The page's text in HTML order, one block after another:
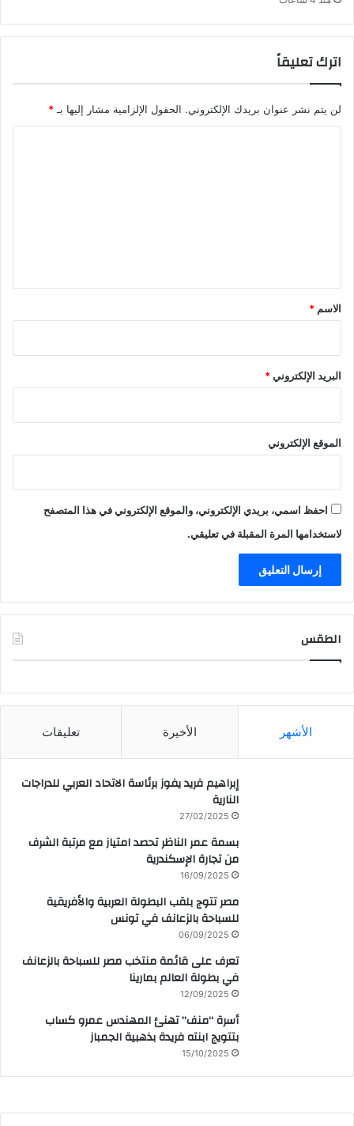
اترك تعليقاً
لن يتم نشر عنوان بريدك الإلكتروني. الحقول الإلزامية مشار إليها بـ*
*
الاسم *
البريد الإلكتروني*
الموقع الإلكتروني
احفظ اسمي، بريدي الإلكتروني، والموقع الإلكتروني في هذا المتصفح
لاستخدامها المرة المقبلة في تعليقي.
الطقس
الأشهر الأخيرة تعليقات
إبراهيم فريد يفوز برئاسة الاتحاد العربي للدراجات
النارية
27/02/2025
بسمة عمر الناظر تحصد امتياز مع مرتبة الشرف
من تجارة الإسكندرية
16/09/2025
مصر تتوج بلقب البطولة العربية والأفريقية
للسباحة بالزعانف في تونس
06/09/2025
تعرف على قائمة منتخب مصر للسباحة بالزعانف
في بطولة العالم بمارينا
12/09/2025
أسرة “منف” تهنئ المهندس عمرو كساب
بتتويج ابنته فريدة بذهبية الجمباز
15/10/2025